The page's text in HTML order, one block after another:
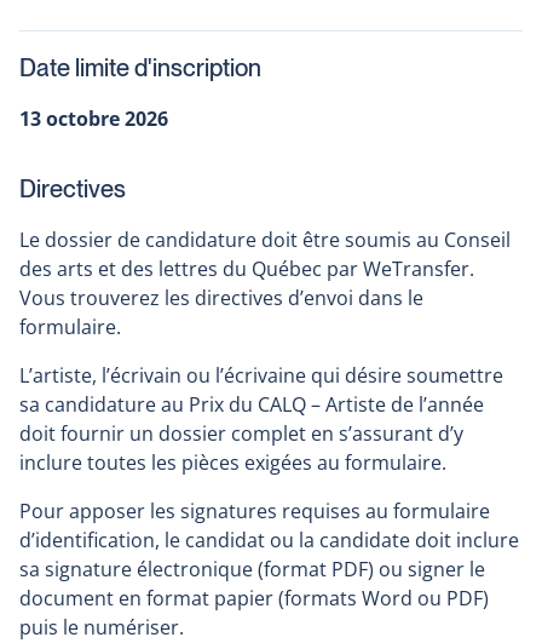
Date limite d'inscription
13 octobre 2026
Directives
Le dossier de candidature doit être soumis au Conseil
des arts et des lettres du Québec par WeTransfer.
Vous trouverez les directives d’envoi dans le
formulaire.
L’artiste, l’écrivain ou l’écrivaine qui désire soumettre
sa candidature au Prix du CALQ – Artiste de l’année
doit fournir un dossier complet en s’assurant d’y
inclure toutes les pièces exigées au formulaire.
Pour apposer les signatures requises au formulaire
d’identification, le candidat ou la candidate doit inclure
sa signature électronique (format PDF) ou signer le
document en format papier (formats Word ou PDF)
puis le numériser.